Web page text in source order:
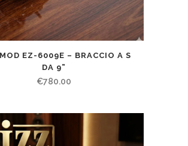
EZ-6009E – BRACCIO A S
DA 9”
€780.00